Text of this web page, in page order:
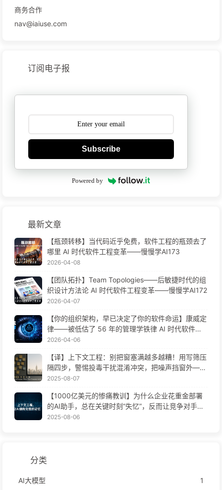
商务合作
nav@iaiuse.com
订阅电子报
Subscribe
Powered by
最新文章
【瓶颈转移】当代码近乎免费，软件工程的瓶颈去了
哪里 AI 时代软件工程变革——慢慢学AI173
2026-04-08
【团队拓扑】Team Topologies——后敏捷时代的组
织设计方法论 AI 时代软件工程变革——慢慢学AI172
2026-04-07
【你的组织架构，早已决定了你的软件命运】康威定
律——被低估了 56 年的管理学铁律 AI 时代软件工
程变革——慢慢学AI171
2026-04-06
【译】上下文工程：别把窗塞满越多越糟！用写筛压
隔四步，警惕投毒干扰混淆冲突，把噪声挡窗外——
慢慢学AI170
2025-08-07
【1000亿美元的惨痛教训】为什么企业花重金部署
的AI助手，总在关键时刻“失忆”，反而让竞争对手实
现90%性能提升？——慢慢学AI169
2025-08-06
分类
AI大模型
1